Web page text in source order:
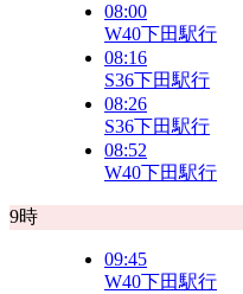
08:00
W40下田駅行
08:16
S36下田駅行
08:26
S36下田駅行
08:52
W40下田駅行
9時
09:45
W40下田駅行